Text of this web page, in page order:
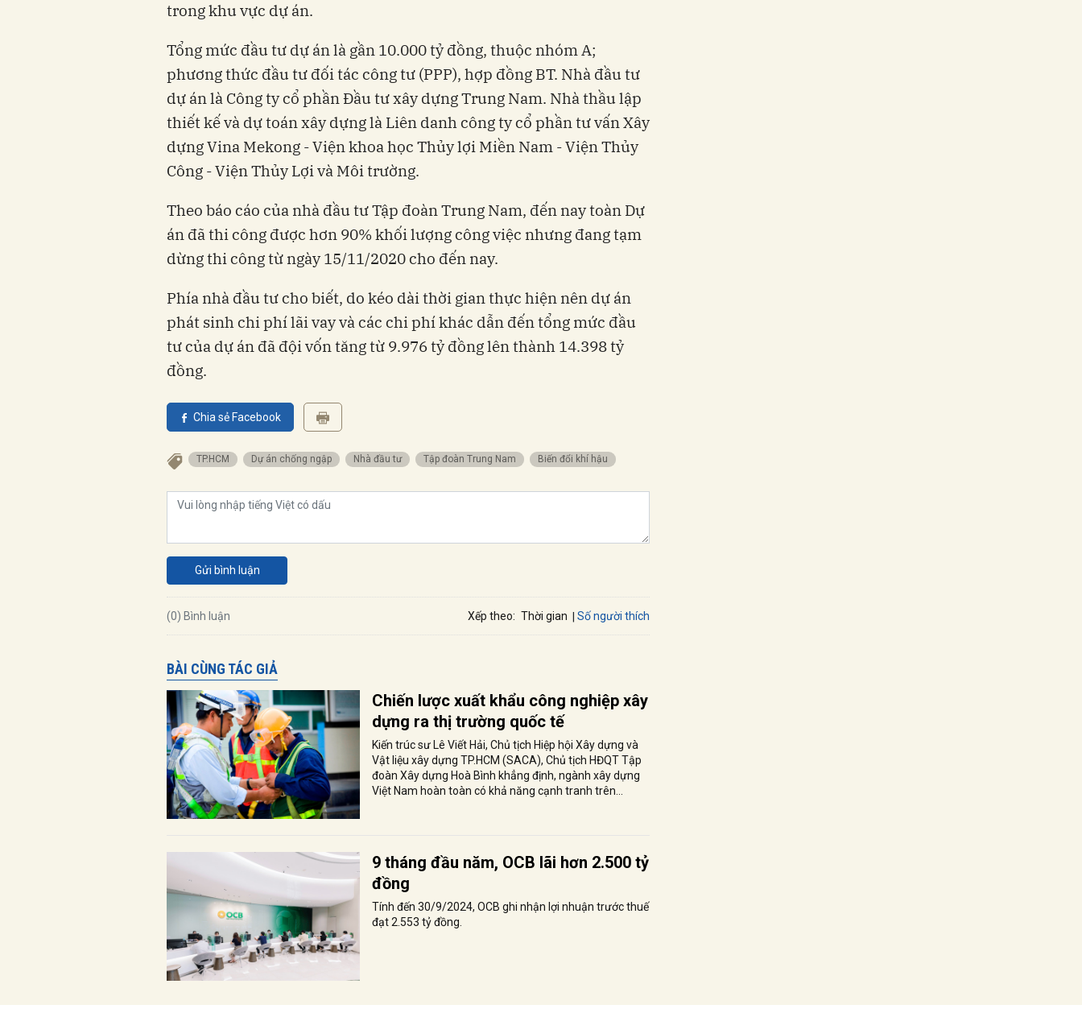
trong khu vực dự án.
Tổng mức đầu tư dự án là gần 10.000 tỷ đồng, thuộc nhóm A;
phương thức đầu tư đối tác công tư (PPP), hợp đồng BT. Nhà đầu tư
dự án là Công ty cổ phần Đầu tư xây dựng Trung Nam. Nhà thầu lập
thiết kế và dự toán xây dựng là Liên danh công ty cổ phần tư vấn Xây
dựng Vina Mekong - Viện khoa học Thủy lợi Miền Nam - Viện Thủy
Công - Viện Thủy Lợi và Môi trường.
Theo báo cáo của nhà đầu tư Tập đoàn Trung Nam, đến nay toàn Dự
án đã thi công được hơn 90% khối lượng công việc nhưng đang tạm
dừng thi công từ ngày 15/11/2020 cho đến nay.
Phía nhà đầu tư cho biết, do kéo dài thời gian thực hiện nên dự án
phát sinh chi phí lãi vay và các chi phí khác dẫn đến tổng mức đầu
tư của dự án đã đội vốn tăng từ 9.976 tỷ đồng lên thành 14.398 tỷ
đồng.
Chia sẻ Facebook
TP.HCM dự án chống ngập nhà đầu tư Tập đoàn Trung Nam biến đổi khí hậu
Gửi bình luận
(0) Bình luận Xếp theo: Thời gian Số người thích
BÀI CÙNG TÁC GIẢ
Chiến lược xuất khẩu công nghiệp xây
dựng ra thị trường quốc tế
Kiến trúc sư Lê Viết Hải, Chủ tịch Hiệp hội Xây dựng và
Vật liệu xây dựng TP.HCM (SACA), Chủ tịch HĐQT Tập
đoàn Xây dựng Hoà Bình khẳng định, ngành xây dựng
Việt Nam hoàn toàn có khả năng cạnh tranh trên...
9 tháng đầu năm, OCB lãi hơn 2.500 tỷ
đồng
Tính đến 30/9/2024, OCB ghi nhận lợi nhuận trước thuế
đạt 2.553 tỷ đồng.